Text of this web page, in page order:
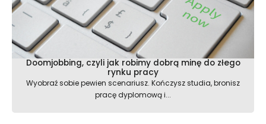
Doomjobbing, czyli jak robimy dobrą minę do złego
rynku pracy
Wyobraź sobie pewien scenariusz. Kończysz studia, bronisz
pracę dyplomową i...